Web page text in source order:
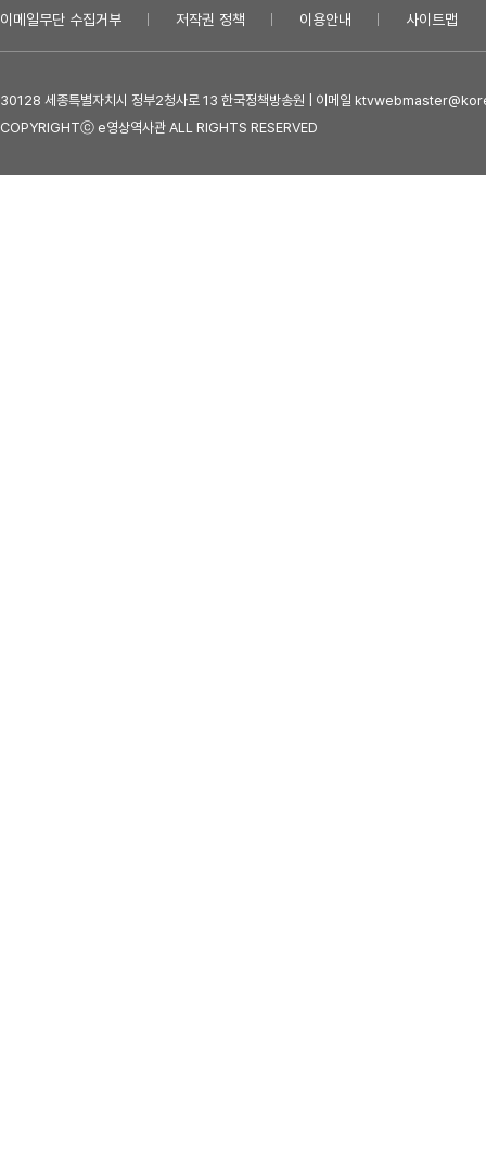
이메일무단 수집거부 저작권 정책 이용안내 사이트맵
30128 세종특별자치시 정부2청사로 13 한국정책방송원 | 이메일
COPYRIGHTⓒ e영상역사관 ALL RIGHTS RESERVED